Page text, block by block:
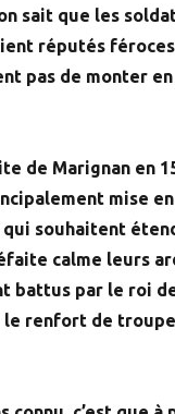
sait que les
réputés
pas de monter
de Marignan en
mise
qui souhaitent
calme leurs
battus par le roi
le renfort de